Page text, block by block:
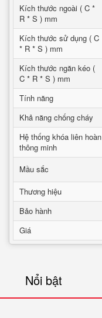
Kích thước ngoài ( C *
R * S ) mm
Kích thước sử dụng ( C
* R * S ) mm
Kích thước ngăn kéo (
C * R * S ) mm
Tính năng
Khả năng chống cháy
Hệ thống khóa liên hoàn
thông minh
Mầu sắc
Thương hiệu
Bảo hành
Giá
Nổi bật